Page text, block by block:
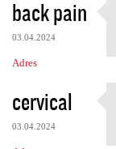
back pain
03.04.2024
Adres
cervical
03.04.2024